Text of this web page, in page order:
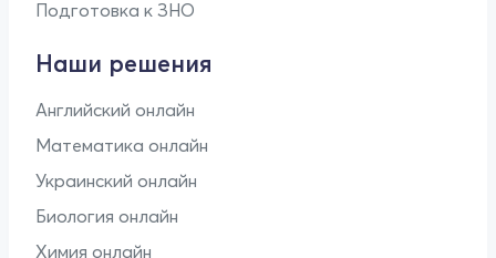
Подготовка к ЗНО
Наши решения
Английский онлайн
Математика онлайн
Украинский онлайн
Биология онлайн
Химия онлайн